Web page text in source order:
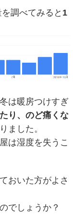
調べてみると 1
は暖房つけすぎ
り、のど痛くな
ました。
は湿度を失うこ
おいた方がよさ
でしょうか？